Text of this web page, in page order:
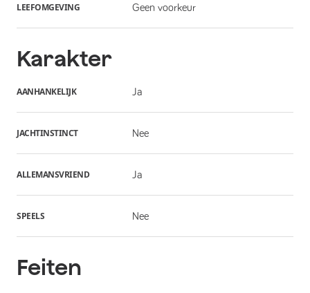
LEEFOMGEVING Geen voorkeur
Karakter
AANHANKELIJK Ja
JACHTINSTINCT Nee
ALLEMANSVRIEND Ja
SPEELS Nee
Feiten